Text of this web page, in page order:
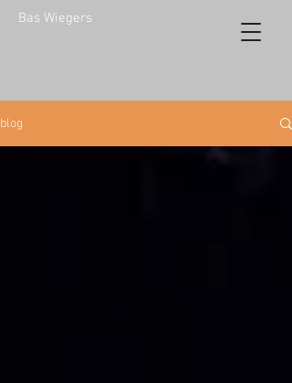
Bas Wiegers
blog